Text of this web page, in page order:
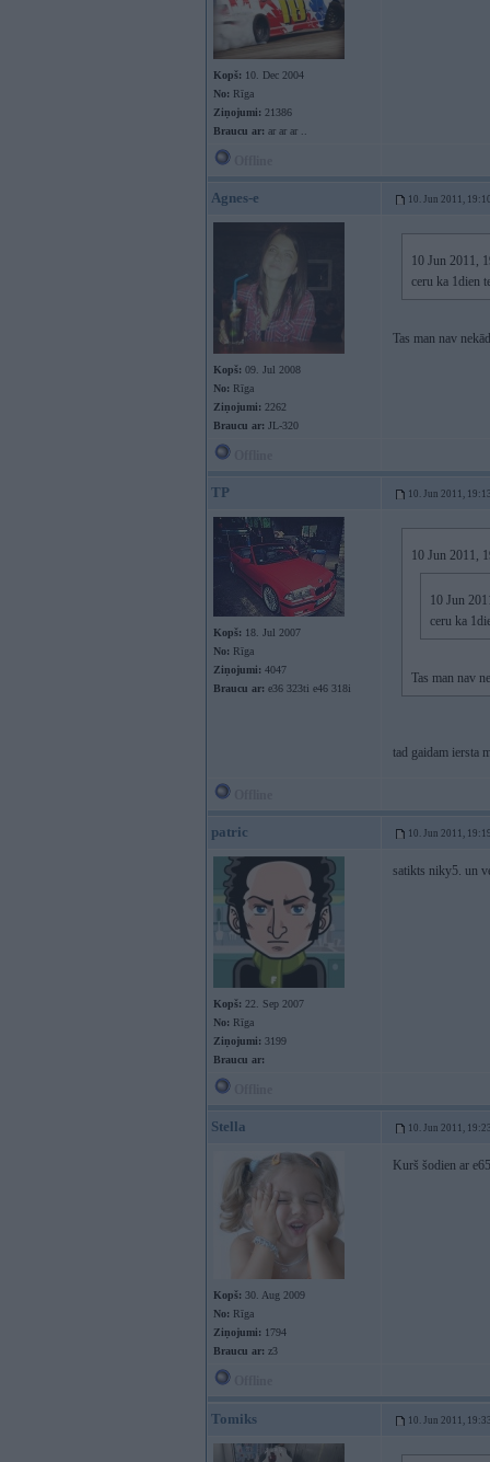
Kopš: 10. Dec 2004
No: Rīga
Ziņojumi: 21386
Braucu ar: ar ar ar ..
Agnes-e 10. Jun 2011,
Kopš: 09. Jul 2008
No: Rīga
Ziņojumi: 2262
Braucu ar: JL-320
10 Jun 2011,
ceru ka 1dien
Tas man nav
TP 10. Jun 2011,
Kopš: 18. Jul 2007
No: Rīga
Ziņojumi: 4047
Braucu ar: e36 323ti e46 318i
10 Jun 2011,
10 Jun
ceru ka
Tas man nav
tad gaidam iersta
patric 10. Jun 2011,
Kopš: 22. Sep 2007
No: Rīga
Ziņojumi: 3199
Braucu ar:
satikts niky5. un
Stella 10. Jun 2011,
Kopš: 30. Aug 2009
No: Rīga
Ziņojumi: 1794
Braucu ar: z3
Kurš šodien ar
Tomiks 10. Jun 2011,